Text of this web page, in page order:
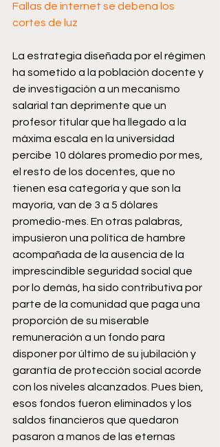
Fallas de internet se debena los
cortes de luz
La estrategia diseñada por el régimen
ha sometido a la población docente y
de investigación a un mecanismo
salarial tan deprimente que un
profesor titular que ha llegado a la
máxima escala en la universidad
percibe 10 dólares promedio por mes,
el resto de los docentes, que no
tienen esa categoría y que son la
mayoría, van de 3 a 5 dólares
promedio-mes. En otras palabras,
impusieron una política de hambre
acompañada de la ausencia de la
imprescindible seguridad social que
por lo demás, ha sido contributiva por
parte de la comunidad que paga una
proporción de su miserable
remuneración a un fondo para
disponer por último de su jubilación y
garantía de protección social acorde
con los niveles alcanzados. Pues bien,
esos fondos fueron eliminados y los
saldos financieros que quedaron
pasaron a manos de las eternas